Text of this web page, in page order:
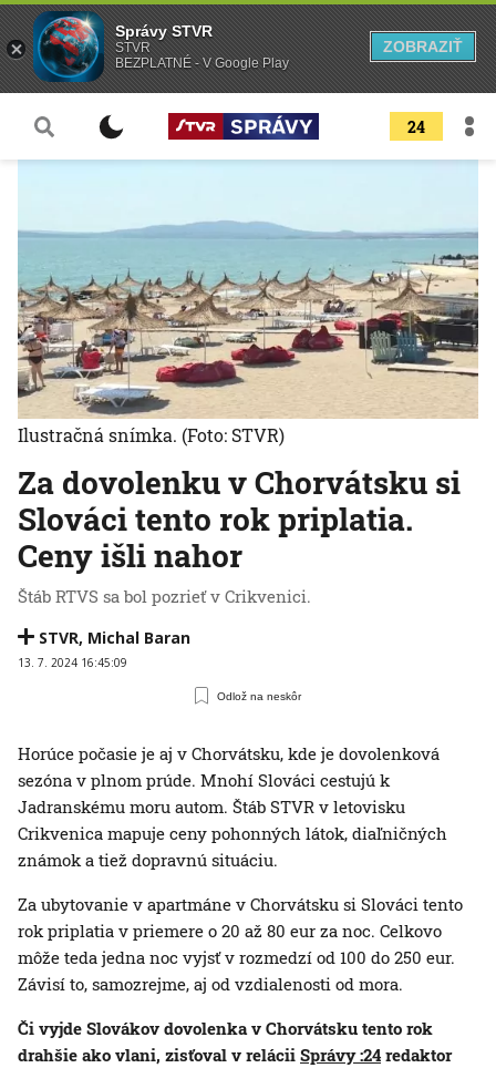
24
Za dovolenku v Chorvátsku si
Slováci tento rok priplatia.
Ceny išli nahor
Štáb RTVS sa bol pozrieť v Crikvenici.
STVR, Michal Baran
13. 7. 2024 16:45:09
Odlož na neskôr
Ilustračná snímka. (Foto: STVR)
Horúce počasie je aj v Chorvátsku, kde je dovolenková
sezóna v plnom prúde. Mnohí Slováci cestujú k
Jadranskému moru autom. Štáb STVR v letovisku
Crikvenica mapuje ceny pohonných látok, diaľničných
známok a tiež dopravnú situáciu.
Za ubytovanie v apartmáne v Chorvátsku si Slováci tento
rok priplatia v priemere o 20 až 80 eur za noc. Celkovo
môže teda jedna noc vyjsť v rozmedzí od 100 do 250 eur.
Závisí to, samozrejme, aj od vzdialenosti od mora.
Či vyjde Slovákov dovolenka v Chorvátsku tento rok
drahšie ako vlani, zisťoval v relácii Správy :24 redaktor
Správy STVR
STVR
BEZPLATNÉ - V Google Play
ZOBRAZIŤ